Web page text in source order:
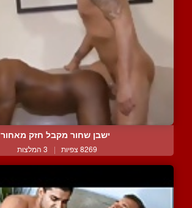
ישבן שחור מקבל חזק מאחור
8269 צפיות | 3 המלצות